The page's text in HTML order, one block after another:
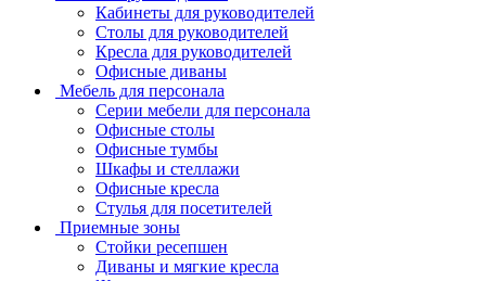
Кабинеты для руководителей
Столы для руководителей
Кресла для руководителей
Офисные диваны
Мебель для персонала
Серии мебели для персонала
Офисные столы
Офисные тумбы
Шкафы и стеллажи
Офисные кресла
Стулья для посетителей
Приемные зоны
Стойки ресепшен
Диваны и мягкие кресла